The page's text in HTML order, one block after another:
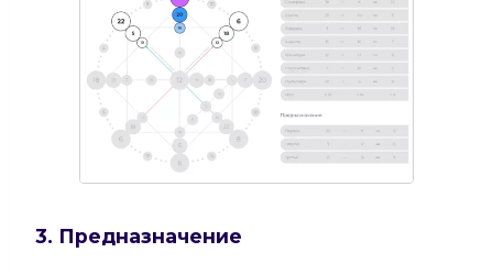
3. Предназначение